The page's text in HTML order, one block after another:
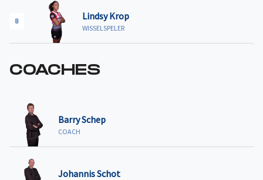
8 Lindsy Krop
WISSELSPELER
COACHES
Barry Schep
COACH
Johannis Schot